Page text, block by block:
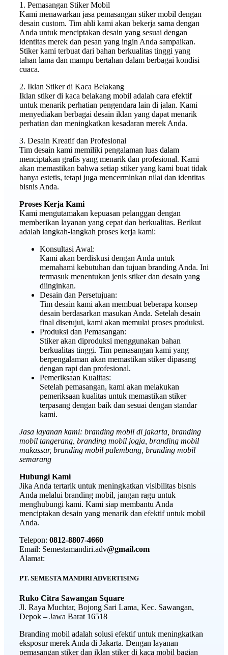
1. Pemasangan Stiker Mobil
Kami menawarkan jasa pemasangan stiker mobil dengan
desain custom. Tim ahli kami akan bekerja sama dengan
Anda untuk menciptakan desain yang sesuai dengan
identitas merek dan pesan yang ingin Anda sampaikan.
Stiker kami terbuat dari bahan berkualitas tinggi yang
tahan lama dan mampu bertahan dalam berbagai kondisi
cuaca.
2. Iklan Stiker di Kaca Belakang
Iklan stiker di kaca belakang mobil adalah cara efektif
untuk menarik perhatian pengendara lain di jalan. Kami
menyediakan berbagai desain iklan yang dapat menarik
perhatian dan meningkatkan kesadaran merek Anda.
3. Desain Kreatif dan Profesional
Tim desain kami memiliki pengalaman luas dalam
menciptakan grafis yang menarik dan profesional. Kami
akan memastikan bahwa setiap stiker yang kami buat tidak
hanya estetis, tetapi juga mencerminkan nilai dan identitas
bisnis Anda.
Proses Kerja Kami
Kami mengutamakan kepuasan pelanggan dengan
memberikan layanan yang cepat dan berkualitas. Berikut
adalah langkah-langkah proses kerja kami:
Konsultasi Awal:
Kami akan berdiskusi dengan Anda untuk
memahami kebutuhan dan tujuan branding Anda. Ini
termasuk menentukan jenis stiker dan desain yang
diinginkan.
Desain dan Persetujuan:
Tim desain kami akan membuat beberapa konsep
desain berdasarkan masukan Anda. Setelah desain
final disetujui, kami akan memulai proses produksi.
Produksi dan Pemasangan:
Stiker akan diproduksi menggunakan bahan
berkualitas tinggi. Tim pemasangan kami yang
berpengalaman akan memastikan stiker dipasang
dengan rapi dan profesional.
Pemeriksaan Kualitas:
Setelah pemasangan, kami akan melakukan
pemeriksaan kualitas untuk memastikan stiker
terpasang dengan baik dan sesuai dengan standar
kami.
Jasa layanan kami: branding mobil di jakarta, branding
mobil tangerang, branding mobil jogja, branding mobil
makassar, branding mobil palembang, branding mobil
semarang
Hubungi Kami
Jika Anda tertarik untuk meningkatkan visibilitas bisnis
Anda melalui branding mobil, jangan ragu untuk
menghubungi kami. Kami siap membantu Anda
menciptakan desain yang menarik dan efektif untuk mobil
Anda.
Telepon: 0812-8807-4660
Email: Semestamandiri.adv@gmail.com
Alamat:
PT. SEMESTA MANDIRI ADVERTISING
Ruko Citra Sawangan Square
Jl. Raya Muchtar, Bojong Sari Lama, Kec. Sawangan,
Depok – Jawa Barat 16518
Branding mobil adalah solusi efektif untuk meningkatkan
eksposur merek Anda di Jakarta. Dengan layanan
pemasangan stiker dan iklan stiker di kaca mobil bagian